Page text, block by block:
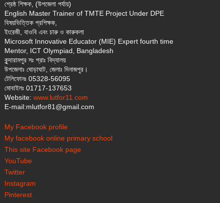
শ্রেষ্ঠ শিক্ষক, (উপজেলা পর্যায়)
English Master Trainer of TMTE Project Under DPE
বিষয়ভিত্তিক প্রশিক্ষক,
ইংরেজী, বাওবি এবং চারু ও কারুকলা
Microsoft Innovative Educator (MIE) Expert fourth time
Mentor, ICT Olympiad, Bangladesh
কুন্দারামপুর সঃ প্রাঃ বিদ্যালয়
উপজেলাঃ ঘোড়াঘাট, জেলাঃ দিনাজপুর।
টেলিফোনঃ 05328-56095
মোবাইলঃ 01717-137653
Website: www.lutfor11.com
E-mail:mlutfor81@gmail.com
My Facebook profile
My facebook online primary school
This site Facebook page
YouTube
Twitter
Instagram
Pinterest